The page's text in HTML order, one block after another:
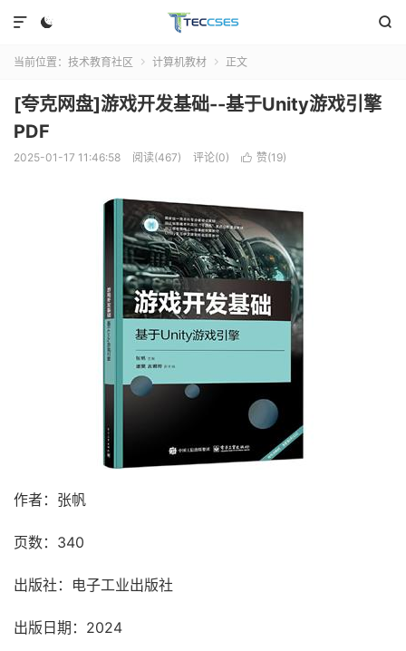
 

当前位置： 技术教育社区  计算机教材  正文
[夸克网盘]游戏开发基础--基于Unity游戏引擎
PDF
2025-01-17 11:46:58 阅读(467) 评论(0)  赞(19)
作者：张帆
页数：340
出版社：电子工业出版社
出版日期：2024